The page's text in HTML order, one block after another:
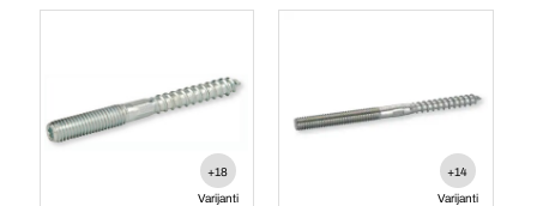
+18
Varijanti
+14
Varijanti